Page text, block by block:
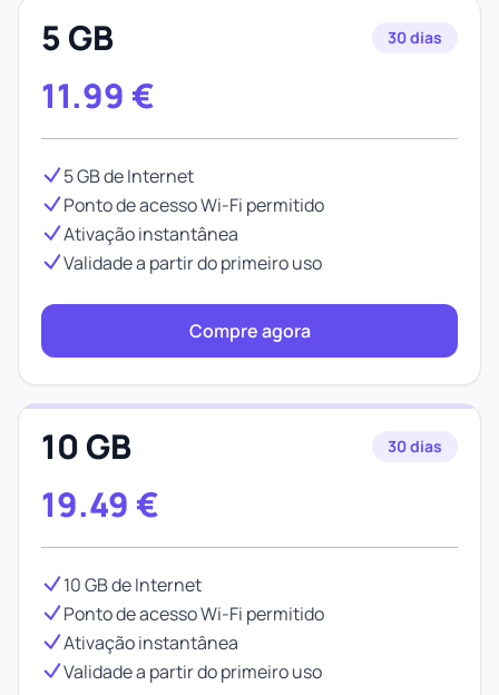
5 GB 30 dias
11.99 €
5 GB de Internet
Ponto de acesso Wi-Fi permitido
Ativação instantânea
Validade a partir do primeiro uso
Compre agora
10 GB 30 dias
19.49 €
10 GB de Internet
Ponto de acesso Wi-Fi permitido
Ativação instantânea
Validade a partir do primeiro uso